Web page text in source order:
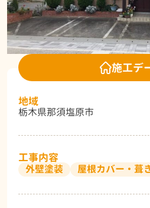
施工デ
地域
栃木県那須塩原市
工事内容
外壁塗装 屋根カバー・葺